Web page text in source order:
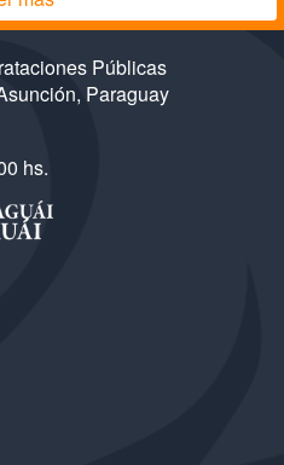
Públicas
Paraguay
hs.